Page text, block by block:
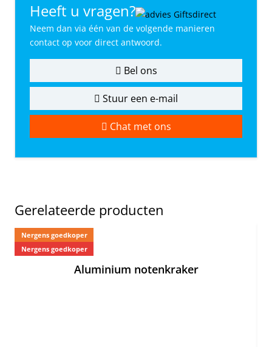
Heeft u vragen?
Neem dan via één van de volgende manieren
contact op voor direct antwoord.
Bel ons
Stuur een e-mail
Chat met ons
Gerelateerde producten
Nergens goedkoper
Nergens goedkoper
Aluminium notenkraker